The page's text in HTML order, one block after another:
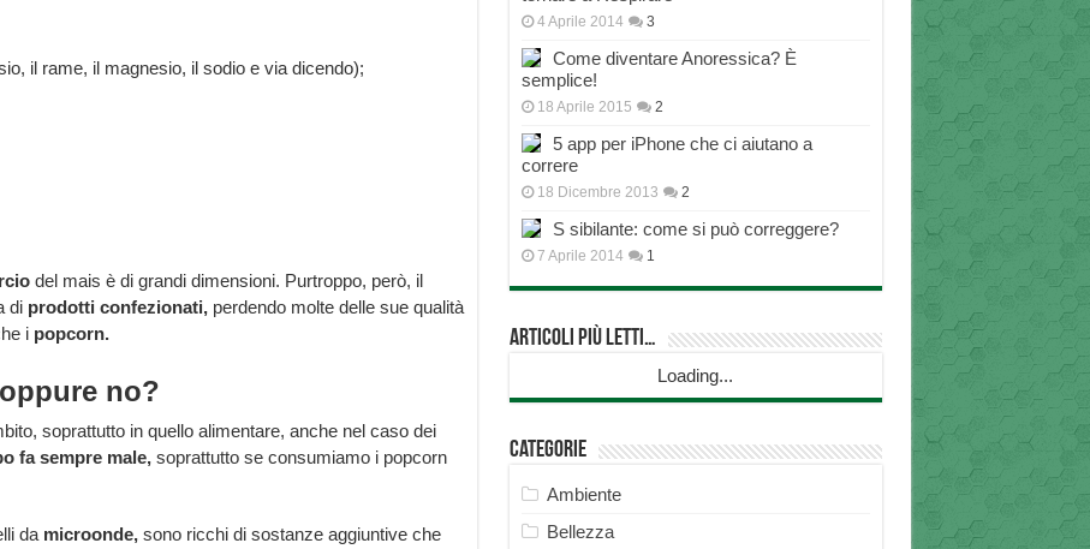
il rame, il magnesio, il sodio e via dicendo);
del mais è di grandi dimensioni. Purtroppo, però, il
di prodotti confezionati, perdendo molte delle sue qualità
i popcorn.
no?
soprattutto in quello alimentare, anche nel caso dei
fa sempre male, soprattutto se consumiamo i popcorn
da microonde, sono ricchi di sostanze aggiuntive che
4 Aprile 2014 3
Come diventare Anoressica? È
semplice!
18 Aprile 2015 2
5 app per iPhone che ci aiutano a
correre
18 Dicembre 2013 2
S sibilante: come si può correggere?
7 Aprile 2014 1
Articoli più Letti…
Loading...
Categorie
Ambiente
Bellezza